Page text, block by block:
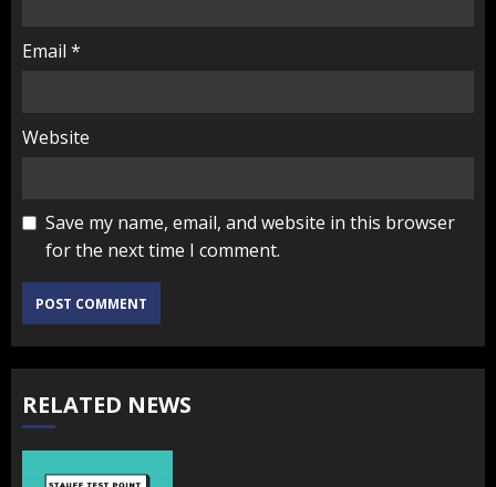
Email *
Website
Save my name, email, and website in this browser
for the next time I comment.
RELATED NEWS